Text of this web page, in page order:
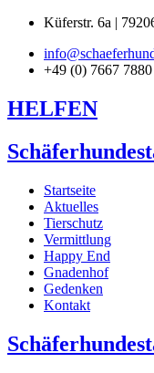
Küferstr. 6a |
+49 (0) 7667 7880
HELFEN
Startseite
Aktuelles
Tierschutz
Vermittlung
Happy End
Gnadenhof
Gedenken
Kontakt